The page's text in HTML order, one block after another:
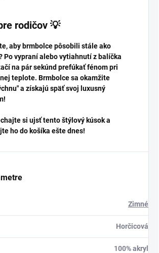
rodičov 💡
aby brmbolce pôsobili stále ako
Po vypraní alebo vytiahnutí z balíčka
na pár sekúnd prefúkať fénom pri
teplote. Brmbolce sa okamžite
a získajú späť svoj luxusný
si ujsť tento štýlový kúsok a
ho do košíka ešte dnes!
Zimné
Horčicová
100% akryl